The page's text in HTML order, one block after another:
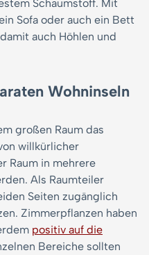
Schaumstoff. Mit
Sofa oder auch ein Bett
auch Höhlen und
Wohninseln
großen Raum das
willkürlicher
Raum in mehrere
Als Raumteiler
Seiten zugänglich
Zimmerpflanzen haben
positiv auf die
Bereiche sollten